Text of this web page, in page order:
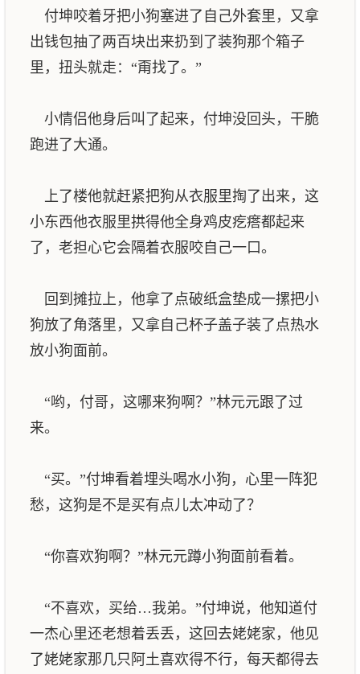
付坤咬着牙把小狗塞进了自己外套里，又拿
出钱包抽了两百块出来扔到了装狗那个箱子
里，扭头就走：“甭找了。”
小情侣他身后叫了起来，付坤没回头，干脆
跑进了大通。
上了楼他就赶紧把狗从衣服里掏了出来，这
小东西他衣服里拱得他全身鸡皮疙瘩都起来
了，老担心它会隔着衣服咬自己一口。
回到摊拉上，他拿了点破纸盒垫成一摞把小
狗放了角落里，又拿自己杯子盖子装了点热水
放小狗面前。
“哟，付哥，这哪来狗啊？”林元元跟了过
来。
“买。”付坤看着埋头喝水小狗，心里一阵犯
愁，这狗是不是买有点儿太冲动了？
“你喜欢狗啊？”林元元蹲小狗面前看着。
“不喜欢，买给…我弟。”付坤说，他知道付
一杰心里还老想着丢丢，这回去姥姥家，他见
了姥姥家那几只阿土喜欢得不行，每天都得去